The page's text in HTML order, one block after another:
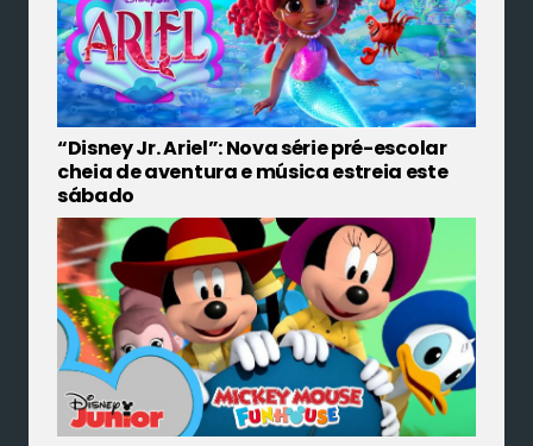
“Disney Jr. Ariel”: Nova série pré-escolar
cheia de aventura e música estreia este
sábado